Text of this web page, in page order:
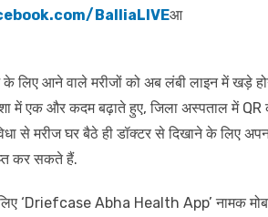
BalliaLIVEआ
लिए आने वाले मरीजों को अब लंबी लाइन में खड़े
में एक और कदम बढ़ाते हुए, जिला अस्पताल में QR
से मरीज घर बैठे ही डॉक्टर से दिखाने के लिए
कर सकते हैं.
‘Driefcase Abha Health App’ नामक